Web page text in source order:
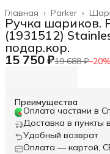
Parker ›
Главная ›
Ручка шариков.
(1931512)
подар.кор.
15 750 ₽19 688 ₽−20%
Преимущества
Оплата частями в
Доставка в пункты
Удобный возврат
Оплата — картой,